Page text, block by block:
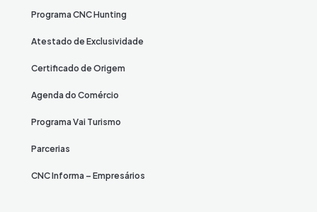
Programa CNC Hunting
Atestado de Exclusividade
Certificado de Origem
Agenda do Comércio
Programa Vai Turismo
Parcerias
CNC Informa – Empresários